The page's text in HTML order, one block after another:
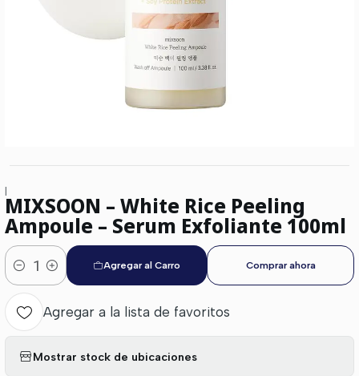
|
MIXSOON – White Rice Peeling
Ampoule – Serum Exfoliante 100ml
Cantidad
Agregar al Carro Comprar ahora
Agregar a la lista de favoritos
Mostrar stock de ubicaciones